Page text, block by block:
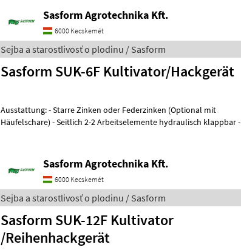
Sasform Agrotechnika Kft.
6000 Kecskemét
Sejba a starostlivosť o plodinu / Sasform
Sasform SUK-6F Kultivator/Hackgerät
Ausstattung: - Starre Zinken oder Federzinken (Optional mit
Häufelschare) - Seitlich 2-2 Arbeitselemente hydraulisch klappbar -
Sasform Agrotechnika Kft.
6000 Kecskemét
Sejba a starostlivosť o plodinu / Sasform
Sasform SUK-12F Kultivator
/Reihenhackgerät